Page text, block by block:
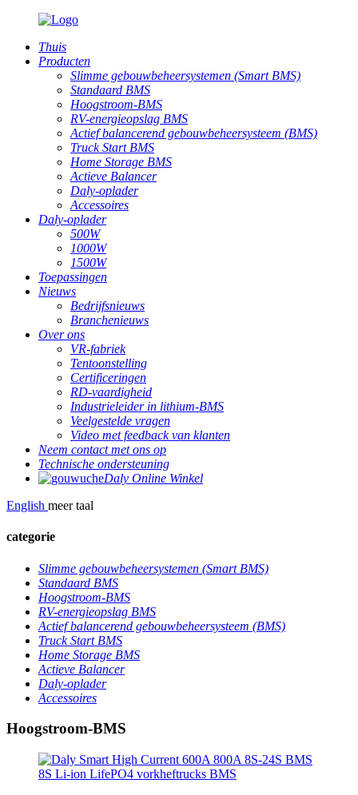
Thuis
Producten
Slimme gebouwbeheersystemen (Smart BMS)
Standaard BMS
Hoogstroom-BMS
RV-energieopslag BMS
Actief balancerend gebouwbeheersysteem (BMS)
Truck Start BMS
Home Storage BMS
Actieve Balancer
Daly-oplader
Accessoires
Daly-oplader
500W
1000W
1500W
Toepassingen
Nieuws
Bedrijfsnieuws
Branchenieuws
Over ons
VR-fabriek
Tentoonstelling
Certificeringen
RD-vaardigheid
Industrieleider in lithium-BMS
Veelgestelde vragen
Video met feedback van klanten
Neem contact met ons op
Technische ondersteuning
Daly Online Winkel
English meer taal
categorie
Slimme gebouwbeheersystemen (Smart BMS)
Standaard BMS
Hoogstroom-BMS
RV-energieopslag BMS
Actief balancerend gebouwbeheersysteem (BMS)
Truck Start BMS
Home Storage BMS
Actieve Balancer
Daly-oplader
Accessoires
Hoogstroom-BMS